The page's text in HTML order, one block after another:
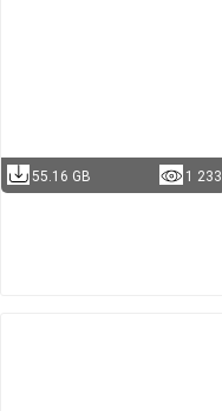
55.16 GB 1 233